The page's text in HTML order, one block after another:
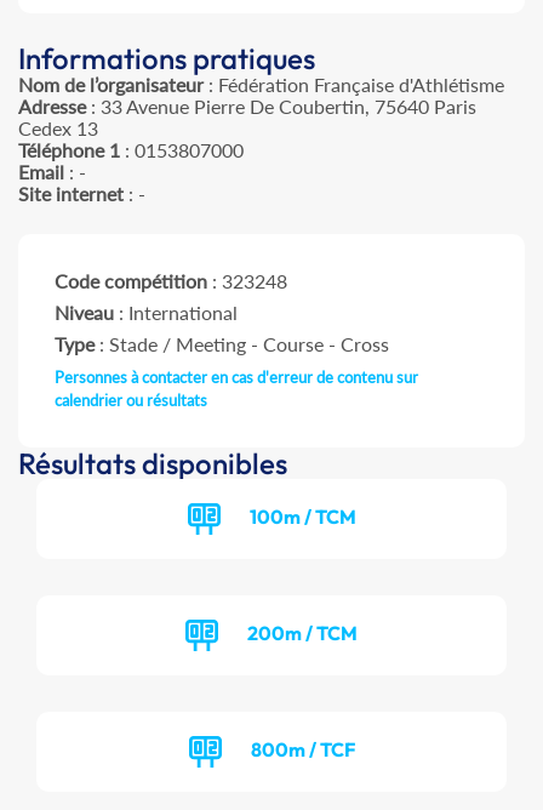
Informations pratiques
Nom de l’organisateur: Fédération Française d'Athlétisme
Adresse: 33 Avenue Pierre De Coubertin, 75640 Paris
Cedex 13
Téléphone 1 : 0153807000
Email : -
Site internet : -
Code compétition : 323248
Niveau : International
Type: Stade / Meeting - Course - Cross
Personnes à contacter en cas d'erreur de contenu sur
calendrier ou résultats
Résultats disponibles
100m / TCM
200m / TCM
800m / TCF